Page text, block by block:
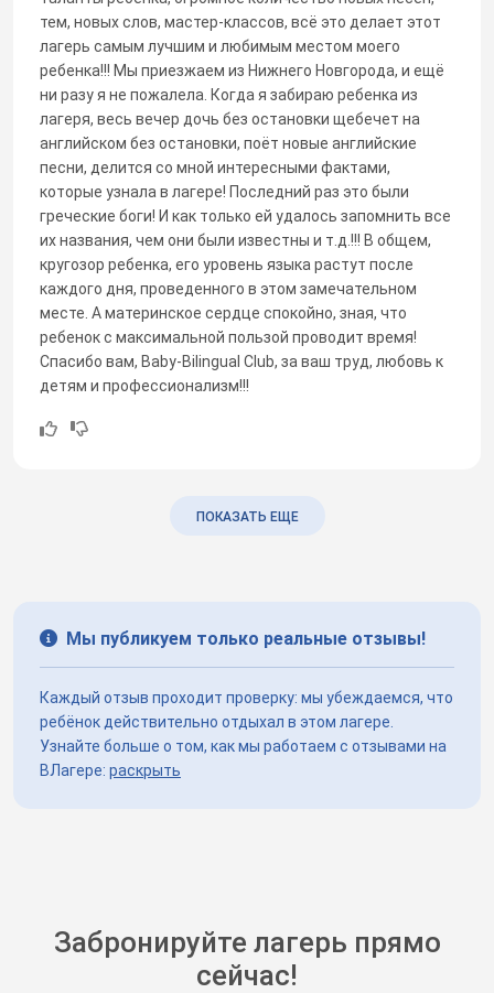
тем, новых слов, мастер-классов, всё это делает этот
лагерь самым лучшим и любимым местом моего
ребенка!!! Мы приезжаем из Нижнего Новгорода, и ещё
ни разу я не пожалела. Когда я забираю ребенка из
лагеря, весь вечер дочь без остановки щебечет на
английском без остановки, поёт новые английские
песни, делится со мной интересными фактами,
которые узнала в лагере! Последний раз это были
греческие боги! И как только ей удалось запомнить все
их названия, чем они были известны и т.д.!!! В общем,
кругозор ребенка, его уровень языка растут после
каждого дня, проведенного в этом замечательном
месте. А материнское сердце спокойно, зная, что
ребенок с максимальной пользой проводит время!
Спасибо вам, Baby-Bilingual Club, за ваш труд, любовь к
детям и профессионализм!!!
ПОКАЗАТЬ ЕЩЕ
Мы публикуем только реальные отзывы!
Каждый отзыв проходит проверку: мы убеждаемся, что
ребёнок действительно отдыхал в этом лагере.
Узнайте больше о том, как мы работаем с отзывами на
ВЛагере: раскрыть
Забронируйте лагерь прямо
сейчас!